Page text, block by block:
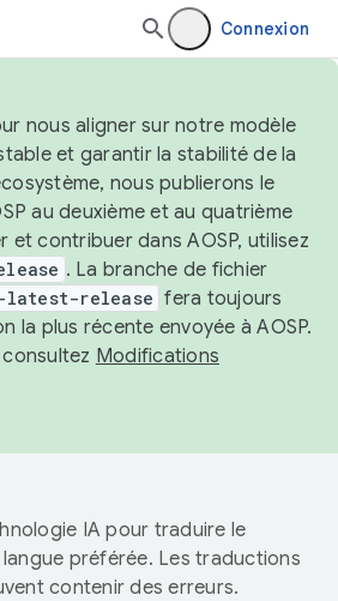
Connexion
nous aligner sur notre modèle
et garantir la stabilité de la
nous publierons le
au deuxième et au quatrième
et contribuer dans AOSP, utilisez
. La branche de fichier
latest-release fera toujours
la plus récente envoyée à AOSP.
Modifications
IA pour traduire le
préférée. Les traductions
contenir des erreurs.